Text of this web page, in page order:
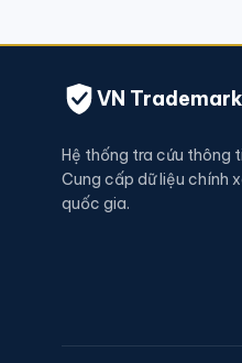
VN Trademark
Hệ thống tra cứu thông
Cung cấp dữ liệu chính
quốc gia.